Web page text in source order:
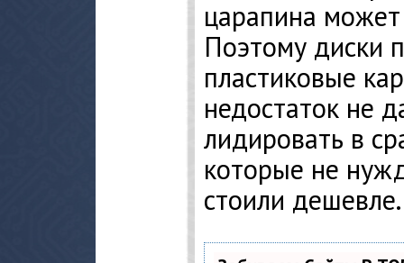
царапина
Поэтому диски
пластиковые
недостаток не
лидировать в
которые не
стоили дешевле.